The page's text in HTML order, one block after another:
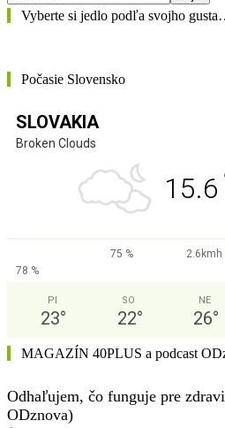
Vyberte si jedlo podľa svojho
Počasie Slovensko
SLOVAKIA
Broken Clouds
15.6
75 %
2.6kmh
78 %
PI
23°
SO
22°
NE
26°
MAGAZÍN 40PLUS a podcast
Odhaľujem, čo funguje pre
ODznova)